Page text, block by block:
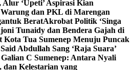
‘Upeti’ Aspirasi Kian
dan PKL di Marengan
BeratAkrobat Politik ‘Singa
Tunaidy dan Bendera Gajah di
Kota Tua Sumenep Menuju Puncak
Abdullah Sang ‘Raja Suara’
C Sumenep: Antara Nyali
Kelestarian yang